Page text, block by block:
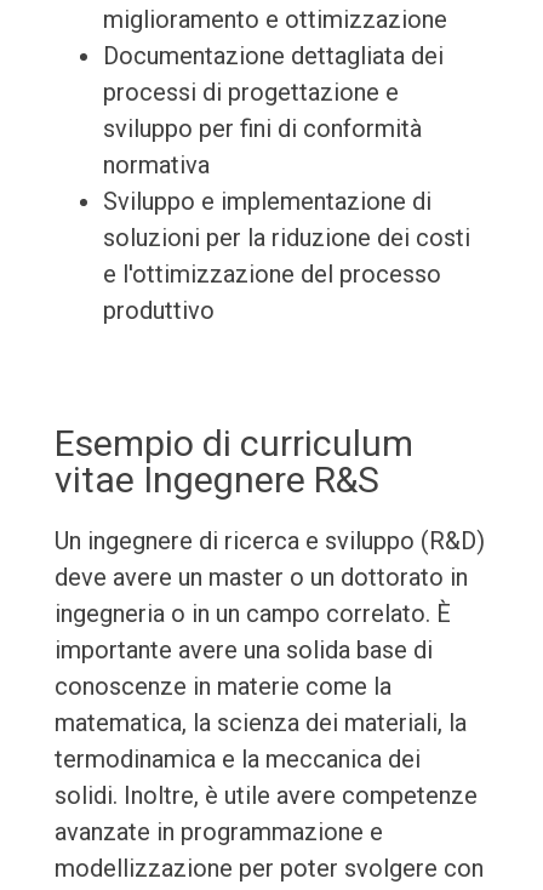
miglioramento e ottimizzazione
Documentazione dettagliata dei
processi di progettazione e
sviluppo per fini di conformità
normativa
Sviluppo e implementazione di
soluzioni per la riduzione dei costi
e l'ottimizzazione del processo
produttivo
Esempio di curriculum
vitae Ingegnere R&S
Un ingegnere di ricerca e sviluppo (R&D)
deve avere un master o un dottorato in
ingegneria o in un campo correlato. È
importante avere una solida base di
conoscenze in materie come la
matematica, la scienza dei materiali, la
termodinamica e la meccanica dei
solidi. Inoltre, è utile avere competenze
avanzate in programmazione e
modellizzazione per poter svolgere con